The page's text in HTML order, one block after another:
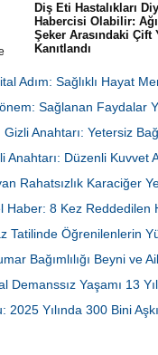
Diş Eti Hastalıkları
Habercisi Olabilir:
Şeker Arasındaki Çift
Kanıtlandı
yayımlanan 300 bin
araştırma, şiddetli diş eti
(periodontit) ile tip 2
bulunduğunu gözler
Adım: Sağlıklı Hayat
Sağlanan Faydalar
Gizli Anahtarı: Yetersiz
Anahtarı: Düzenli Kuvvet
Rahatsızlık Karaciğer
Haber: 8 Kez Reddedilen
Tatilinde Öğrenilenlerin
Bağımlılığı Beyni ve
Demanssız Yaşamı 13
2025 Yılında 300 Bini